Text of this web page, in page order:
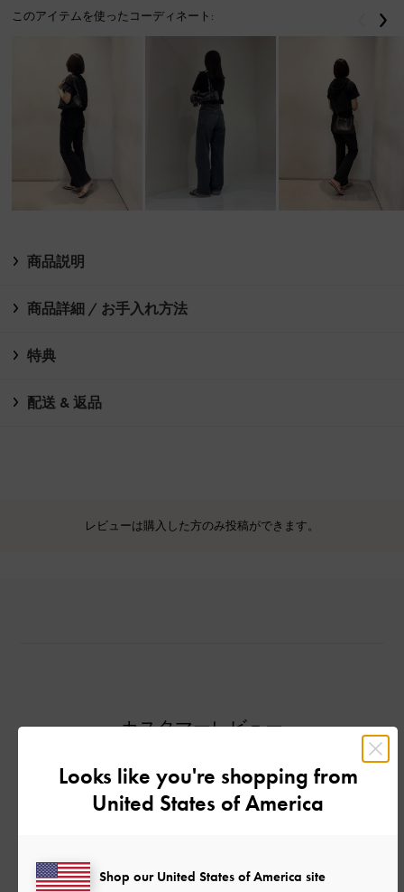
このアイテムを使ったコーディネート: 戻る
商品説明
商品詳細 / お手入れ方法
特典
配送 & 返品
レビューは購入した方のみ投稿ができます。
カスタマーレビュー
Let us know what you think
Looks like you're shopping from
United States of America
Shop our United States of America site